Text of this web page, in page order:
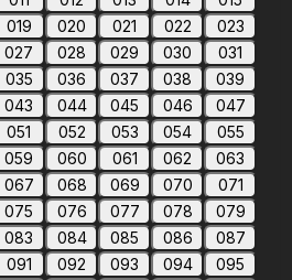
019 020 021 022
023
027 028 029 030
031
035 036 037 038
039
043 044 045 046
047
051 052 053 054
055
059 060 061 062
063
067 068 069 070
071
075 076 077 078
079
083 084 085 086
087
091 092 093 094
095